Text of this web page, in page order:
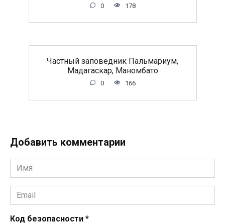
0 178
Частный заповедник Пальмариум,
Мадагаскар, Маномбато
0 166
Добавить комментарии
Имя
*
Email
*
Код безопасности *